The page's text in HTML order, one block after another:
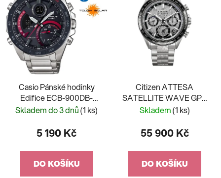
Casio Pánské hodinky
Edifice ECB-900DB-
1AER
Skladem do 3 dnů(1 ks)
5 190 Kč
DO KOŠÍKU
Citizen ATTESA
SATELLITE WAVE GPS
CC4076-65A
Skladem(1 ks)
55 900 Kč
DO KOŠÍKU